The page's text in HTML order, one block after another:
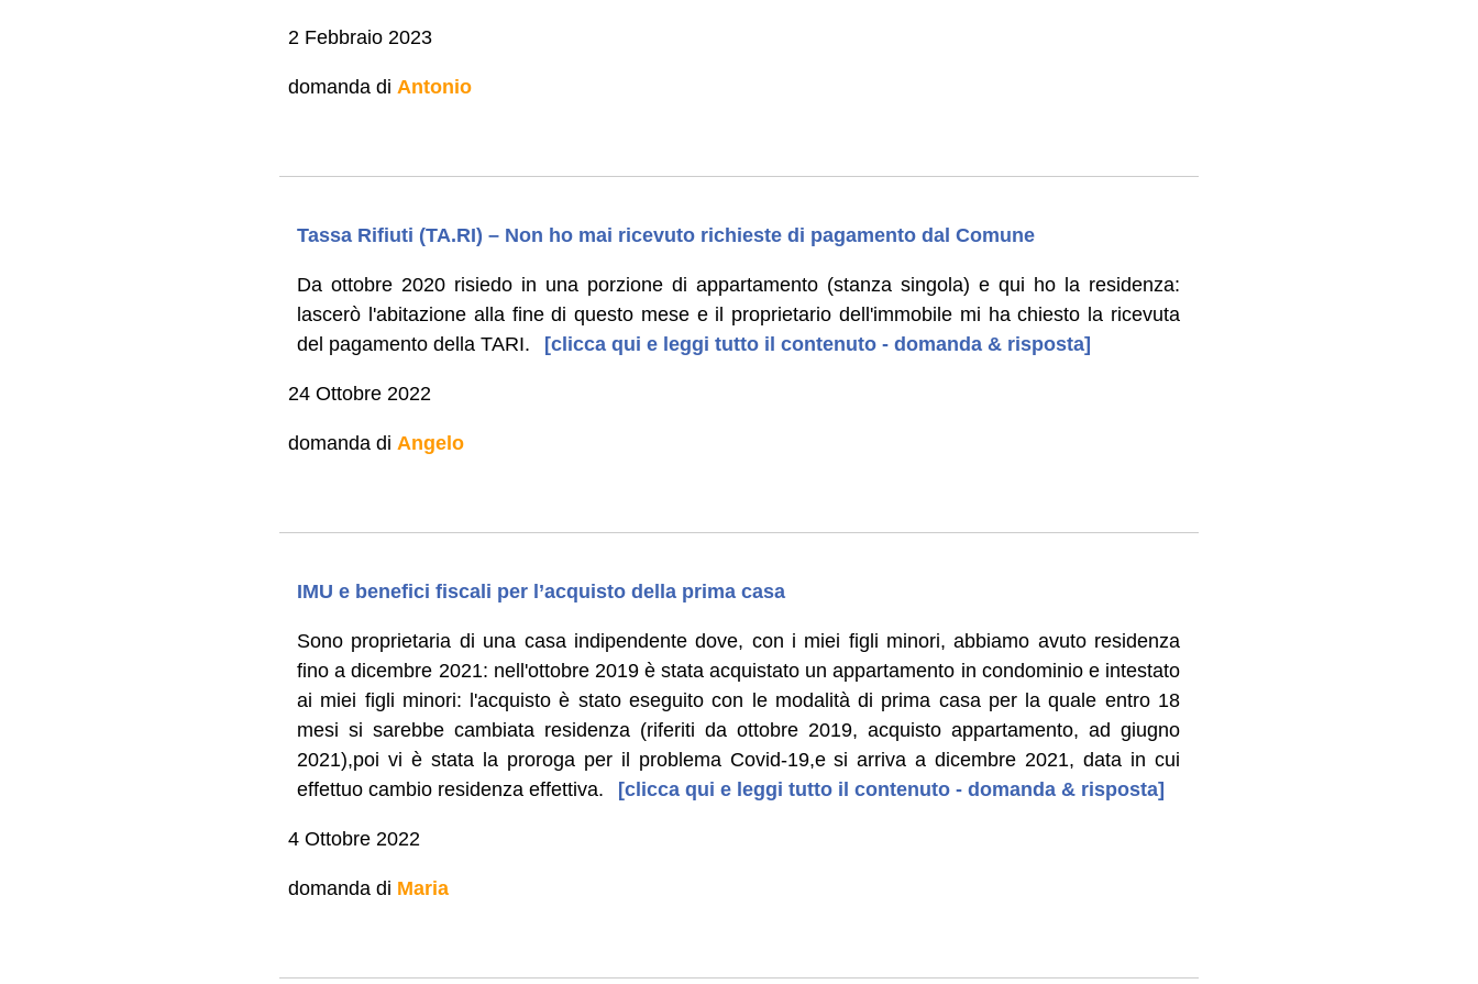
2 Febbraio 2023
domanda di Antonio
Tassa Rifiuti (TA.RI) – Non ho mai ricevuto richieste di pagamento dal Comune
Da ottobre 2020 risiedo in una porzione di appartamento (stanza singola) e qui ho la residenza:
lascerò l'abitazione alla fine di questo mese e il proprietario dell'immobile mi ha chiesto la ricevuta
del pagamento della TARI.
[clicca qui e leggi tutto il contenuto - domanda & risposta]
24 Ottobre 2022
domanda di Angelo
IMU e benefici fiscali per l’acquisto della prima casa
Sono proprietaria di una casa indipendente dove, con i miei figli minori, abbiamo avuto residenza
fino a dicembre 2021: nell'ottobre 2019 è stata acquistato un appartamento in condominio e intestato
ai miei figli minori: l'acquisto è stato eseguito con le modalità di prima casa per la quale entro 18
mesi si sarebbe cambiata residenza (riferiti da ottobre 2019, acquisto appartamento, ad giugno
2021),poi vi è stata la proroga per il problema Covid-19,e si arriva a dicembre 2021, data in cui
effettuo cambio residenza effettiva.
[clicca qui e leggi tutto il contenuto - domanda & risposta]
4 Ottobre 2022
domanda di Maria